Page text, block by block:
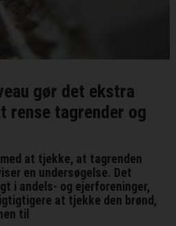
gør det ekstra
rense tagrender og
at tjekke, at tagrenden
en undersøgelse. Det
i andels- og ejerforeninger,
at tjekke den brønd,
til